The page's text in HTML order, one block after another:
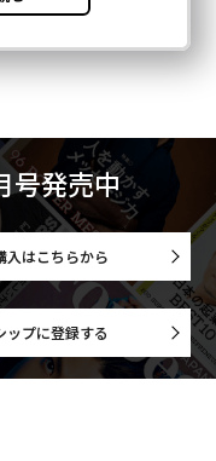
号発売中
入はこちらから
ップに登録する